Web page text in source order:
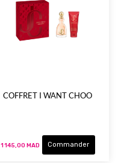
COFFRET I WANT CHOO
1 145,00 MAD Commander